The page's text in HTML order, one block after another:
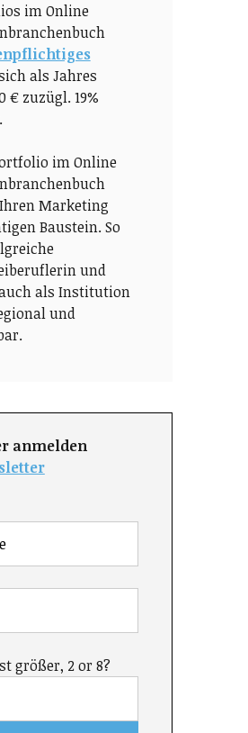
im Online
als Jahres
€ zuzügl. 19%
im Online
Marketing
Baustein. So
und
als Institution
und
anmelden
größer, 2 or 8?